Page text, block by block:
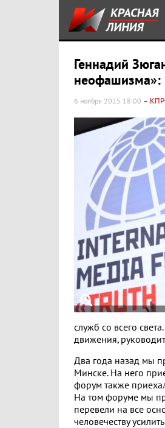
Геннадий
неофашизма»:
6 ноября 2025 18:00 –
служб со всего
движения,
Два года назад мы
Минске. На него
форум также
На том форуме мы
перевели на все
человечеству